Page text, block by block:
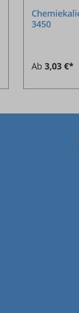
3450
Ab 3,03 €*